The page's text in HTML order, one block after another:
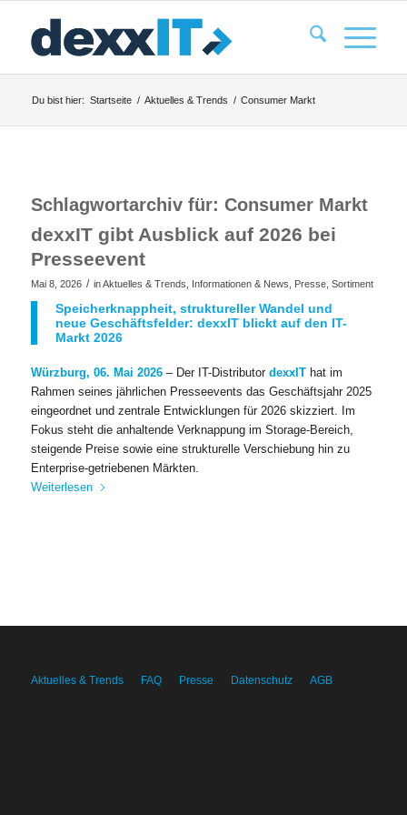
Du bist hier: Startseite / Aktuelles & Trends / Consumer Markt
Schlagwortarchiv für: Consumer Markt
dexxIT gibt Ausblick auf 2026 bei
Presseevent
Mai 8, 2026 / inAktuelles & Trends Informationen & News Presse, Sortiment
Speicherknappheit, struktureller Wandel und
neue Geschäftsfelder: dexxIT blickt auf den IT-
Markt 2026
Würzburg, 06. Mai 2026– Der IT-Distributor dexxIThat im
Rahmen seines jährlichen Presseevents das Geschäftsjahr 2025
eingeordnet und zentrale Entwicklungen für 2026 skizziert. Im
Fokus steht die anhaltende Verknappung im Storage-Bereich,
steigende Preise sowie eine strukturelle Verschiebung hin zu
Enterprise-getriebenen Märkten.
Weiterlesen
Aktuelles & Trends FAQ Presse Datenschutz AGB